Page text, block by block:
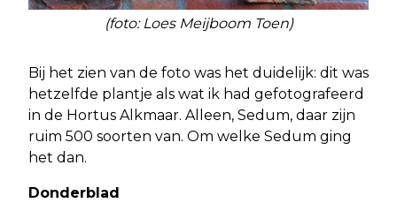
(foto: Loes Meijboom Toen)
Bij het zien van de foto was het duidelijk: dit was
hetzelfde plantje als wat ik had gefotografeerd
in de Hortus Alkmaar. Alleen, Sedum, daar zijn
ruim 500 soorten van. Om welke Sedum ging
het dan.
Donderblad